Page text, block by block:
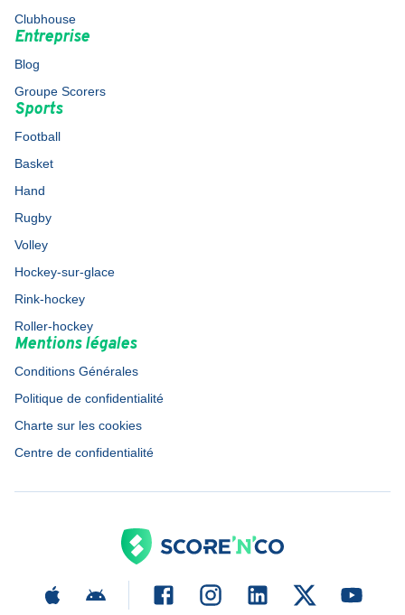
Clubhouse
Entreprise
Blog
Groupe Scorers
Sports
Football
Basket
Hand
Rugby
Volley
Hockey-sur-glace
Rink-hockey
Roller-hockey
Mentions légales
Conditions Générales
Politique de confidentialité
Charte sur les cookies
Centre de confidentialité